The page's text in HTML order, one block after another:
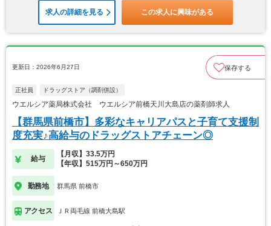
求人の詳細を見る この求人に興味がある
更新日：2026年6月27日 保存する
正社員 ドラッグストア（調剤併設）
ウエルシア薬局株式会社 ウエルシア前橋天川大島店の薬剤師求人
【群馬県前橋市】多彩なキャリアパスと子育て支援制
度充実♪高給与のドラッグストアチェーン◎
給与
【月収】33.5万円
【年収】515万円～650万円
勤務地 群馬県 前橋市
アクセス ＪＲ両毛線 前橋大島駅